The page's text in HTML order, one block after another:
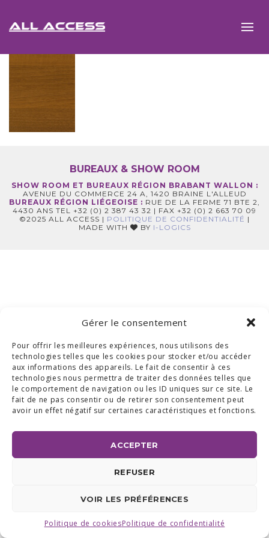
Gérer le consentement
Pour offrir les meilleures expériences, nous utilisons des
technologies telles que les cookies pour stocker et/ou accéder
aux informations des appareils. Le fait de consentir à ces
technologies nous permettra de traiter des données telles que
le comportement de navigation ou les ID uniques sur ce site. Le
fait de ne pas consentir ou de retirer son consentement peut
avoir un effet négatif sur certaines caractéristiques et fonctions.
ACCEPTER
REFUSER
VOIR LES PRÉFÉRENCES
Politique de cookiesPolitique de confidentialité
BUREAUX & SHOW ROOM
SHOW ROOM ET BUREAUX RÉGION BRABANT WALLON :
AVENUE DU COMMERCE 24 A, 1420 BRAINE L'ALLEUD
BUREAUX RÉGION LIÉGEOISE : RUE DE LA FERME 71 BTE 2,
4430 ANS TEL +32 (0) 2 387 43 32 | FAX +32 (0) 2 663 70 09
©2025 ALL ACCESS | POLITIQUE DE CONFIDENTIALITÉ |
MADE WITH
BY I-LOGICS